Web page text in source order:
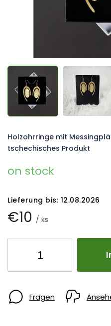
€10 / ks
on stock
Lieferung bis: 12.08.2026
Holzohrringe mit
tschechisches Produkt
Fragen